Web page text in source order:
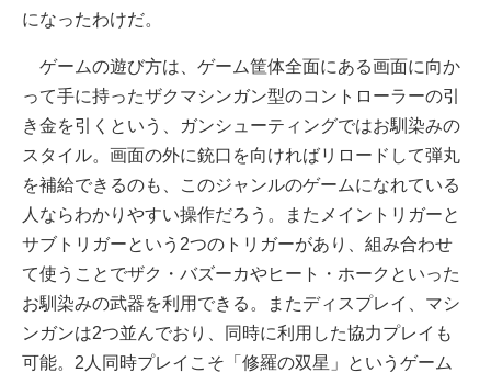
になったわけだ。
ゲームの遊び方は、ゲーム筐体全面にある画面に向か
って手に持ったザクマシンガン型のコントローラーの引
き金を引くという、ガンシューティングではお馴染みの
スタイル。画面の外に銃口を向ければリロードして弾丸
を補給できるのも、このジャンルのゲームになれている
人ならわかりやすい操作だろう。またメイントリガーと
サブトリガーという2つのトリガーがあり、組み合わせ
て使うことでザク・バズーカやヒート・ホークといった
お馴染みの武器を利用できる。またディスプレイ、マシ
ンガンは2つ並んでおり、同時に利用した協力プレイも
可能。2人同時プレイこそ「修羅の双星」というゲーム